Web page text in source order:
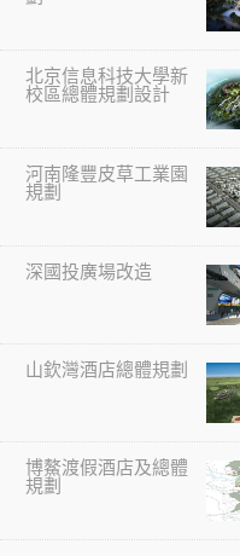
北京信息科技大學新
校區總體規劃設計
河南隆豐皮草工業園
規劃
深國投廣場改造
山欽灣酒店總體規劃
博鰲渡假酒店及總體
規劃